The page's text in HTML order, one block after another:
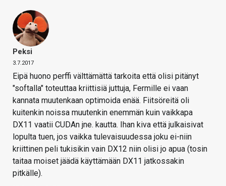
Peksi
3.7.2017
Eipä huono perffi välttämättä tarkoita että olisi pitänyt
"softalla" toteuttaa kriittisiä juttuja, Fermille ei vaan
kannata muutenkaan optimoida enää. Fiitsöreitä oli
kuitenkin noissa muutenkin enemmän kuin vaikkapa
DX11 vaatii CUDAn jne. kautta. Ihan kiva että julkaisivat
lopulta tuen, jos vaikka tulevaisuudessa joku ei-niin
kriittinen peli tukisikin vain DX12 niin olisi jo apua (tosin
taitaa moiset jäädä käyttämään DX11 jatkossakin
pitkälle).